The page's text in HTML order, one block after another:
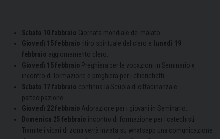
Sabato 10 febbraio Giornata mondiale del malato.
Giovedì 15 febbraio ritiro spirituale del clero e lunedì 19
febbraio aggiornamento clero.
Giovedì 15 febbraio Preghiera per le vocazioni in Seminario e
incontro di formazione e preghiera per i chierichetti.
Sabato 17 febbraio continua la Scuola di cittadinanza e
partecipazione.
Giovedì 22 febbraio Adorazione per i giovani in Seminario.
Domenica 25 febbraio incontro di formazione per i catechisti.
Tramite i vicari di zona verrà inviata su whatsapp una comunicazione